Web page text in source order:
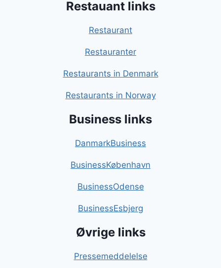
Restauant links
Restaurant
Restauranter
Restaurants in Denmark
Restaurants in Norway
Business links
DanmarkBusiness
BusinessKøbenhavn
BusinessOdense
BusinessEsbjerg
Øvrige links
Pressemeddelelse